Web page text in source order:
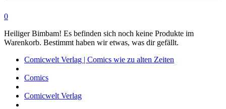
0
Heiliger Bimbam! Es befinden sich noch keine Produkte im
Warenkorb. Bestimmt haben wir etwas, was dir gefällt.
Comicwelt Verlag | Comics wie zu alten Zeiten
Comics
Comicwelt Verlag